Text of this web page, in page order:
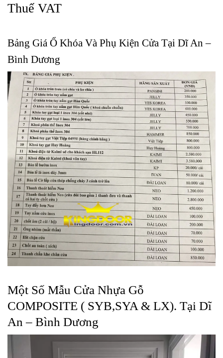
Thuế VAT
Bảng Giá Ổ Khóa Và Phụ Kiện Cửa Tại Dĩ An –
Bình Dương
Một Số Mẫu Cửa Nhựa Gỗ
COMPOSITE ( SYB,SYA & LX). Tại Dĩ
An – Bình Dương